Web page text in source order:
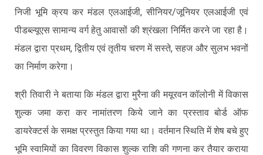
निजी भूमि क्रय कर मंडल एलआईजी, सीनियर/जूनियर एलआईजी एवं
पीडब्ल्यूएस सामान्य वर्ग हेतु आवासों की श्रंखला निर्मित करने जा रहा है।
मंडल द्वारा प्रथम, द्वितीय एवं तृतीय चरण में सस्ते, सहज और सुलभ भवनों
का निर्माण करेगा।
श्री तिवारी ने बताया कि मंडल द्वारा मुरैना की मयूरवन कॉलोनी में विकास
शुल्क जमा करा कर नामांतरण किये जाने का प्रस्ताव बोर्ड ऑफ
डायरेक्टर्स के समक्ष प्रस्तुत किया गया था। वर्तमान स्थिति में शेष बचे हुए
भूमि स्वामियों का विवरण विकास शुल्क राशि की गणना कर तैयार कराया